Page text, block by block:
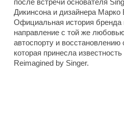
после встречи основателя
Дикинсона и дизайнера Марко
Официальная история бренда
направление с той же
автоспорту и восстановлению
которая принесла
Reimagined by Singer.